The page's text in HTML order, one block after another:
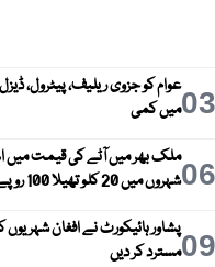
03عوام کو جزوی ریلیف، پیٹرول،
میں کمی
06ملک بھر میں آٹے کی قیمت میں
شہروں میں 20 کلو تھیلا 100 روپے تک مہنگا
09پشاور ہائیکورٹ نے افغان
مسترد کر دیں